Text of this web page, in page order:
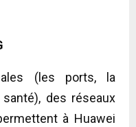
(les ports, la
des réseaux
à Huawei